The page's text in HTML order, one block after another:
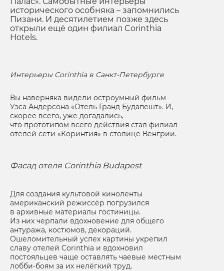
исторического особняка – запомнились
Пизани. И десятилетием позже здесь
открыли ещё один филиал Corinthia
Hotels.
Интерьеры Corinthia в Санкт-Петербурге
Вы наверняка видели остроумный фильм
Уэса Андерсона «Отель Гранд Будапешт». И,
скорее всего, уже догадались,
что прототипом всего действия стал филиал
отелей сети «Коринтия» в столице Венгрии.
Фасад отеля Corinthia Budapest
Для создания культовой киноленты
американский режиссёр погрузился
в архивные материалы гостиницы.
Из них черпали вдохновение для общего
антуража, костюмов, декораций.
Ошеломительный успех картины укрепил
славу отелей Corinthia и вдохновил
постояльцев чаще оставлять чаевые местным
лобби-боям за их нелёгкий труд.